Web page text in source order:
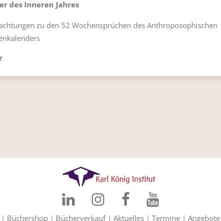
des Inneren Jahres
zu den 52 Wochensprüchen des Anthroposophischen
Büchershop | Bücherverkauf| Aktuelles | Termine | Angebote